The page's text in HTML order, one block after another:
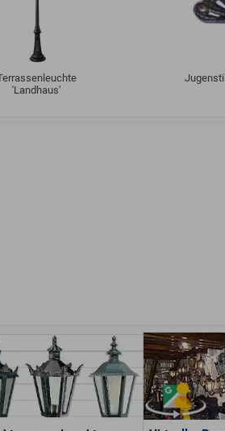
'Landhaus'